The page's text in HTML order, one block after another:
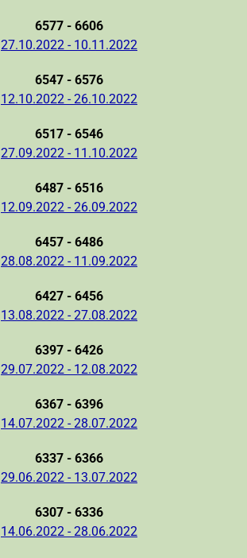
6577 - 6606
27.10.2022 - 10.11.2022
6547 - 6576
12.10.2022 - 26.10.2022
6517 - 6546
27.09.2022 - 11.10.2022
6487 - 6516
12.09.2022 - 26.09.2022
6457 - 6486
28.08.2022 - 11.09.2022
6427 - 6456
13.08.2022 - 27.08.2022
6397 - 6426
29.07.2022 - 12.08.2022
6367 - 6396
14.07.2022 - 28.07.2022
6337 - 6366
29.06.2022 - 13.07.2022
6307 - 6336
14.06.2022 - 28.06.2022